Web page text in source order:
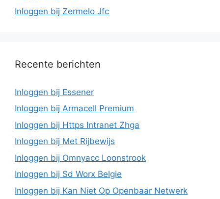
Inloggen bij Zermelo Jfc
Recente berichten
Inloggen bij Essener
Inloggen bij Armacell Premium
Inloggen bij Https Intranet Zhga
Inloggen bij Met Rijbewijs
Inloggen bij Omnyacc Loonstrook
Inloggen bij Sd Worx Belgie
Inloggen bij Kan Niet Op Openbaar Netwerk